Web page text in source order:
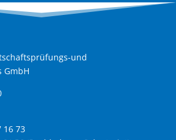
und
GmbH
16 73